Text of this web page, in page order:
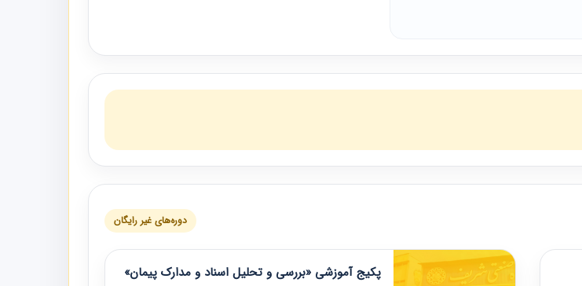
دوره‌های غیر رایگان
پکیج آموزشی «بررسی و تحلیل اسناد و مدارک پیمان»